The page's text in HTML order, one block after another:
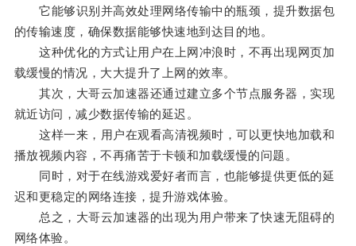
它能够识别并高效处理网络传输中的瓶颈，提升数据包
的传输速度，确保数据能够快速地到达目的地。
这种优化的方式让用户在上网冲浪时，不再出现网页加
载缓慢的情况，大大提升了上网的效率。
其次，大哥云加速器还通过建立多个节点服务器，实现
就近访问，减少数据传输的延迟。
这样一来，用户在观看高清视频时，可以更快地加载和
播放视频内容，不再痛苦于卡顿和加载缓慢的问题。
同时，对于在线游戏爱好者而言，也能够提供更低的延
迟和更稳定的网络连接，提升游戏体验。
总之，大哥云加速器的出现为用户带来了快速无阻碍的
网络体验。